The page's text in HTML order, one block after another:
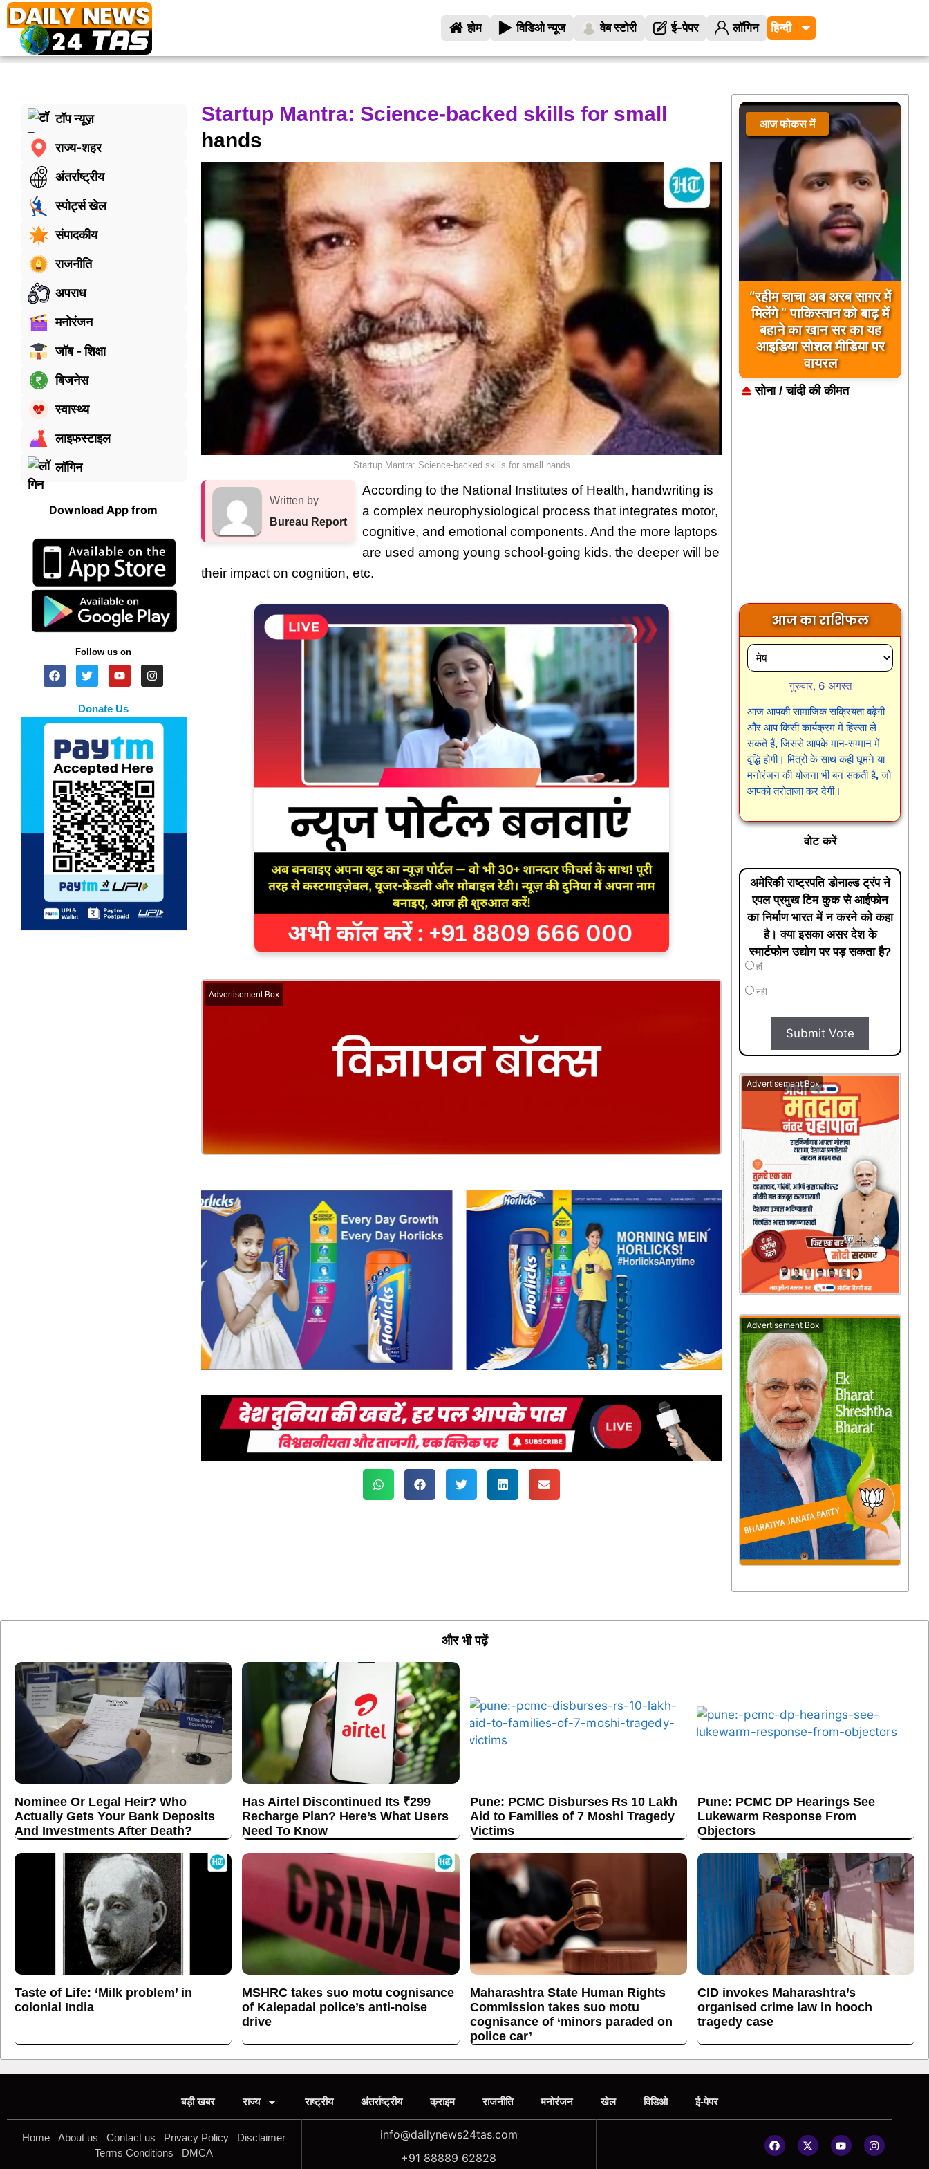
होम विडिओ न्यूज वेब स्टोरी ई-पेपर लॉगिन
टॉप न्यूज़
राज्य-शहर
अंतर्राष्ट्रीय
स्पोर्ट्स खेल
संपादकीय
राजनीति
अपराध
मनोरंजन
जॉब - शिक्षा
बिजनेस
स्वास्थ्य
लाइफस्टाइल
लॉगिन
Download App from
Follow us on
Donate Us
Startup Mantra: Science-backed skills for small
hands
Startup Mantra: Science-backed skills for small hands
Written by
Bureau Report
According to the National Institutes of Health, handwriting is
a complex neurophysiological process that integrates motor,
cognitive, and emotional components. And the more laptops
are used among young school-going kids, the deeper will be
their impact on cognition, etc.
Advertisement Box
आज फोकस में
“रहीम चाचा अब अरब सागर में
मिलेंगे ” पाकिस्तान को बाढ़ में
बहाने का खान सर का यह
आइडिया सोशल मीडिया पर
वायरल
सोना / चांदी की कीमत
आज का राशिफल
गुरुवार, 6 अगस्त
आज आपकी सामाजिक सक्रियता बढ़ेगी
और आप किसी कार्यक्रम में हिस्सा ले
सकते हैं, जिससे आपके मान-सम्मान में
वृद्धि होगी। मित्रों के साथ कहीं घूमने या
मनोरंजन की योजना भी बन सकती है, जो
आपको तरोताजा कर देगी।
वोट करें
अमेरिकी राष्ट्रपति डोनाल्ड ट्रंप ने
एपल प्रमुख टिम कुक से आईफोन
का निर्माण भारत में न करने को कहा
है। क्या इसका असर देश के
स्मार्टफोन उद्योग पर पड़ सकता है?
हाँ
नहीं
Submit Vote
Advertisement Box
Advertisement Box
और भी पढ़ें
Nominee Or Legal Heir? Who
Actually Gets Your Bank Deposits
And Investments After Death?
Has Airtel Discontinued Its ₹299
Recharge Plan? Here’s What Users
Need To Know
Pune: PCMC Disburses Rs 10 Lakh
Aid to Families of 7 Moshi Tragedy
Victims
Pune: PCMC DP Hearings See
Lukewarm Response From
Objectors
Taste of Life: ‘Milk problem’ in
colonial India
MSHRC takes suo motu cognisance
of Kalepadal police’s anti-noise
drive
Maharashtra State Human Rights
Commission takes suo motu
cognisance of ‘minors paraded on
police car’
CID invokes Maharashtra’s
organised crime law in hooch
tragedy case
बड़ी खबर राज्य राष्ट्रीय अंतर्राष्ट्रीय क्राइम राजनीति मनोरंजन खेल विडिओ ई-पेपर
Home About us Contact us Privacy Policy
Disclaimer
Terms Conditions
DMCA
info@dailynews24tas.com
+91 88889 62828